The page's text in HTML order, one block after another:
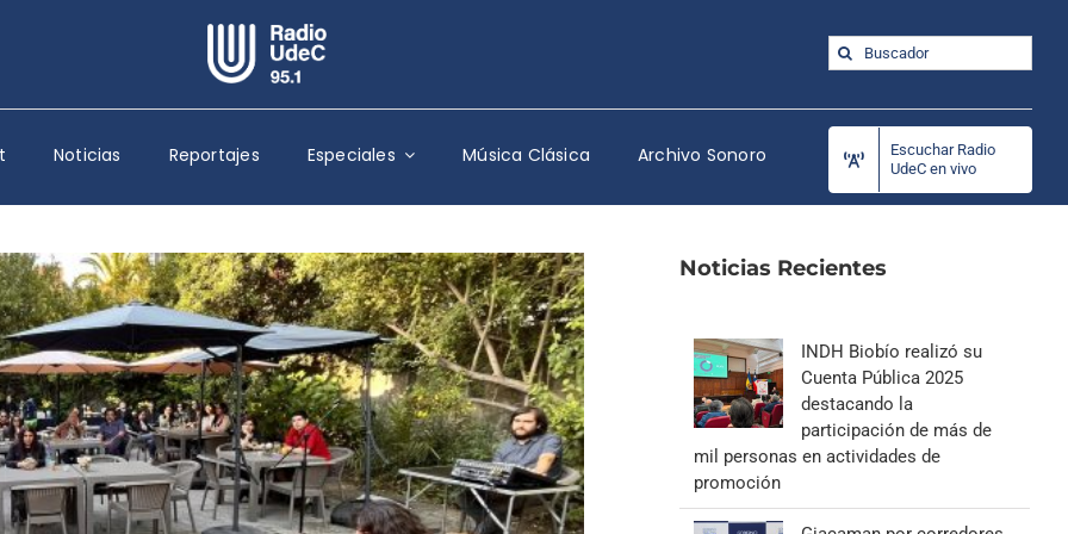
Escuchar Radio UdeC en vivo
Quiénes Somos
Programación
Podcast
Noticias
Reportajes
Columnas
Música Clásica
Especiales
Buscar:
Noticias Reportajes Especiales Música Clásica Archivo Sonoro
Escuchar Radio
UdeC en vivo
Noticias Recientes
INDH Biobío realizó su
Cuenta Pública 2025
destacando la
participación de más de
mil personas en actividades de
promoción